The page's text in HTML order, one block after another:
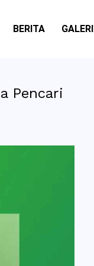
BERITA GALERI
Pencari